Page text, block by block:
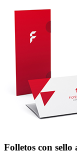
Folletos con sello